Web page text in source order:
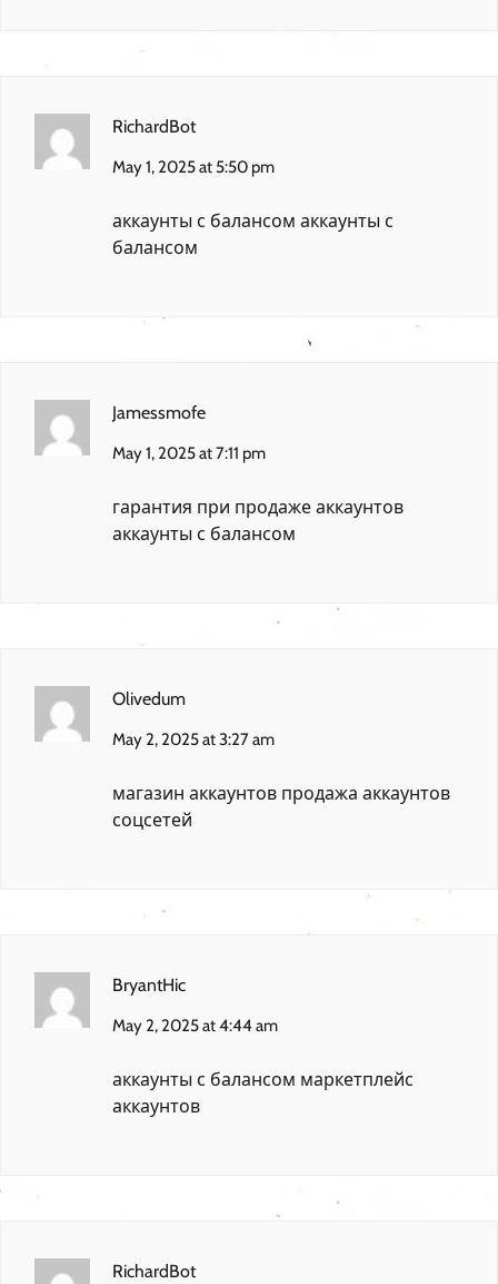
RichardBot
May 1, 2025 at 5:50 pm
аккаунты с балансом аккаунты с
балансом
Jamessmofe
May 1, 2025 at 7:11 pm
гарантия при продаже аккаунтов
аккаунты с балансом
Olivedum
May 2, 2025 at 3:27 am
магазин аккаунтов продажа аккаунтов
соцсетей
BryantHic
May 2, 2025 at 4:44 am
аккаунты с балансом маркетплейс
аккаунтов
RichardBot